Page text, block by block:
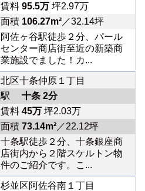
賃料 95.5万坪2.97万
面積 106.27m²／32.14坪
阿佐ヶ谷駅徒歩２分、パール
センター商店街至近の新築商
業施設でました！カ...
北区十条仲原１丁目
駅 十条 2分
賃料 45万坪2.03万
面積 73.14m²／22.12坪
十条駅徒歩２分、十条銀座商
店街内から２階スケルトン物
件のご紹介です。こ...
杉並区阿佐谷南１丁目